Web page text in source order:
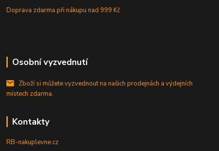
Doprava zdarma při nákupunad 999 Kč
Osobní vyzvednutí
Zboží si můžete vyzvednout na našich prodejnách a výdejních
místech zdarma.
Kontakty
RB-nakuplevne.cz